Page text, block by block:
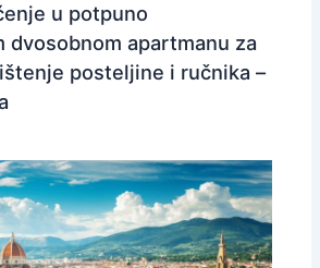
u potpuno
dvosobnom apartmanu za
posteljine i ručnika –